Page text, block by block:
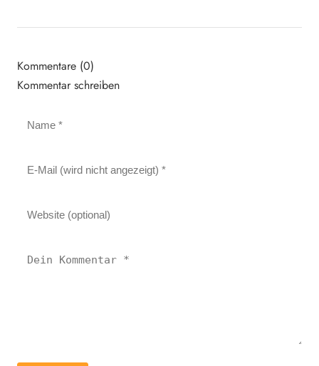
Kommentare (0)
Kommentar schreiben